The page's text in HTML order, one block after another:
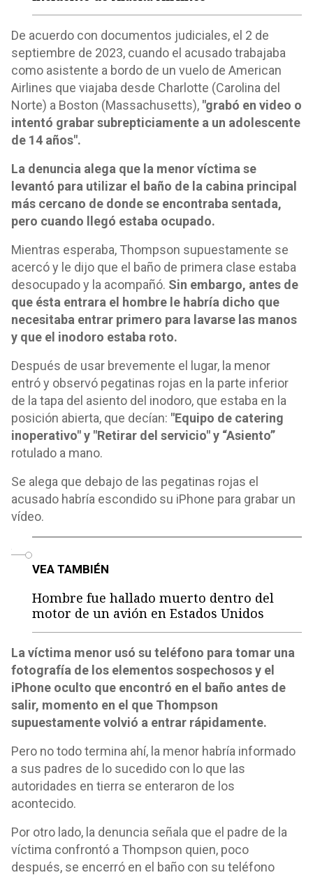
De acuerdo con documentos judiciales, el 2 de
septiembre de 2023, cuando el acusado trabajaba
como asistente a bordo de un vuelo de American
Airlines que viajaba desde Charlotte (Carolina del
Norte) a Boston (Massachusetts), "grabó en video o
intentó grabar subrepticiamente a un adolescente
de 14 años".
La denuncia alega que la menor víctima se
levantó para utilizar el baño de la cabina principal
más cercano de donde se encontraba sentada,
pero cuando llegó estaba ocupado.
Mientras esperaba, Thompson supuestamente se
acercó y le dijo que el baño de primera clase estaba
desocupado y la acompañó. Sin embargo, antes de
que ésta entrara el hombre le habría dicho que
necesitaba entrar primero para lavarse las manos
y que el inodoro estaba roto.
Después de usar brevemente el lugar, la menor
entró y observó pegatinas rojas en la parte inferior
de la tapa del asiento del inodoro, que estaba en la
posición abierta, que decían: "Equipo de catering
inoperativo" y "Retirar del servicio" y “Asiento”
rotulado a mano.
Se alega que debajo de las pegatinas rojas el
acusado habría escondido su iPhone para grabar un
vídeo.
VEA TAMBIÉN
Hombre fue hallado muerto dentro del
motor de un avión en Estados Unidos
La víctima menor usó su teléfono para tomar una
fotografía de los elementos sospechosos y el
iPhone oculto que encontró en el baño antes de
salir, momento en el que Thompson
supuestamente volvió a entrar rápidamente.
Pero no todo termina ahí, la menor habría informado
a sus padres de lo sucedido con lo que las
autoridades en tierra se enteraron de los
acontecido.
Por otro lado, la denuncia señala que el padre de la
víctima confrontó a Thompson quien, poco
después, se encerró en el baño con su teléfono